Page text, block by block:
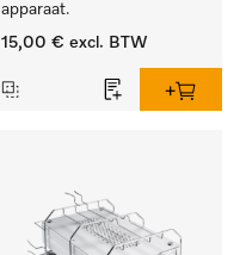
apparaat.
15,00 € excl. BTW